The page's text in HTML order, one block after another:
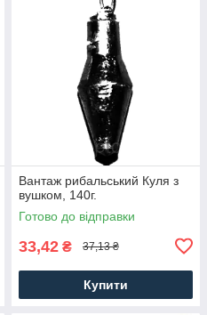
Вантаж рибальський Куля з
вушком, 140г.
Готово до відправки
33,42 ₴ 37,13 ₴
Купити